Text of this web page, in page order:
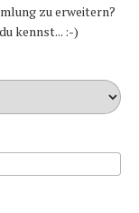
zu erweitern?
kennst... :-)